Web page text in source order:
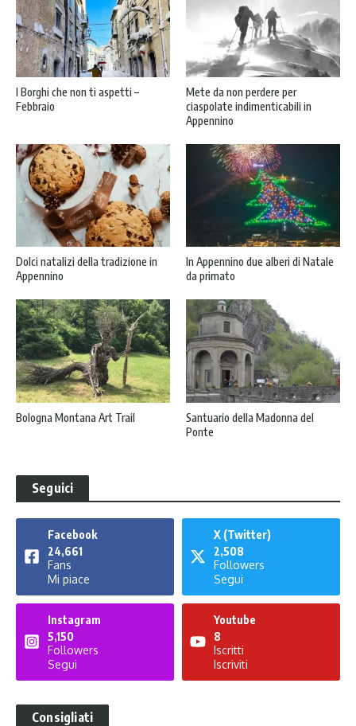
I Borghi che non ti aspetti –
Febbraio
Mete da non perdere per
ciaspolate indimenticabili in
Appennino
Dolci natalizi della tradizione in
Appennino
In Appennino due alberi di Natale
da primato
Bologna Montana Art Trail
Santuario della Madonna del
Ponte
Seguici
Facebook
24,661
Fans
Mi piace
X (Twitter)
2,508
Followers
Segui
Instagram
5,150
Followers
Segui
Youtube
8
Iscritti
Iscriviti
Consigliati